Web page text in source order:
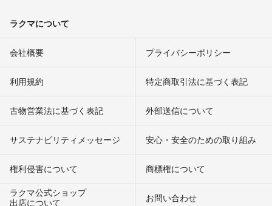
ラクマについて
会社概要 プライバシーポリシー
利用規約 特定商取引法に基づく表記
古物営業法に基づく表記 外部送信について
サステナビリティメッセージ 安心・安全のための取り組み
権利侵害について
商標権について
ラクマ公式ショップ
出店について
お問い合わせ